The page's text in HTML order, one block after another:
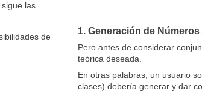
las
de
1. Generación de
Pero antes de considerar
teórica deseada.
En otras palabras, un usuario
clases) debería generar y dar